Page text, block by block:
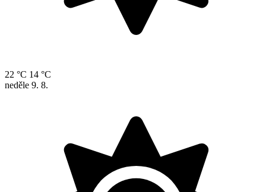
22 °C 14 °C
neděle 9. 8.